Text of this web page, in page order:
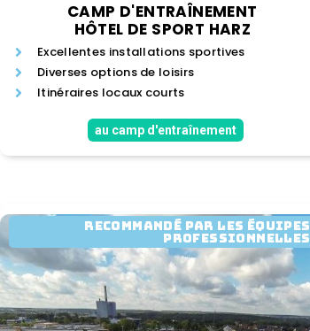
CAMP D'ENTRAÎNEMENT
HÔTEL DE SPORT HARZ
Excellentes installations sportives
Diverses options de loisirs
Itinéraires locaux courts
au camp d'entraînement
RECOMMANDÉ PAR LES ÉQUIPES
PROFESSIONNELLES